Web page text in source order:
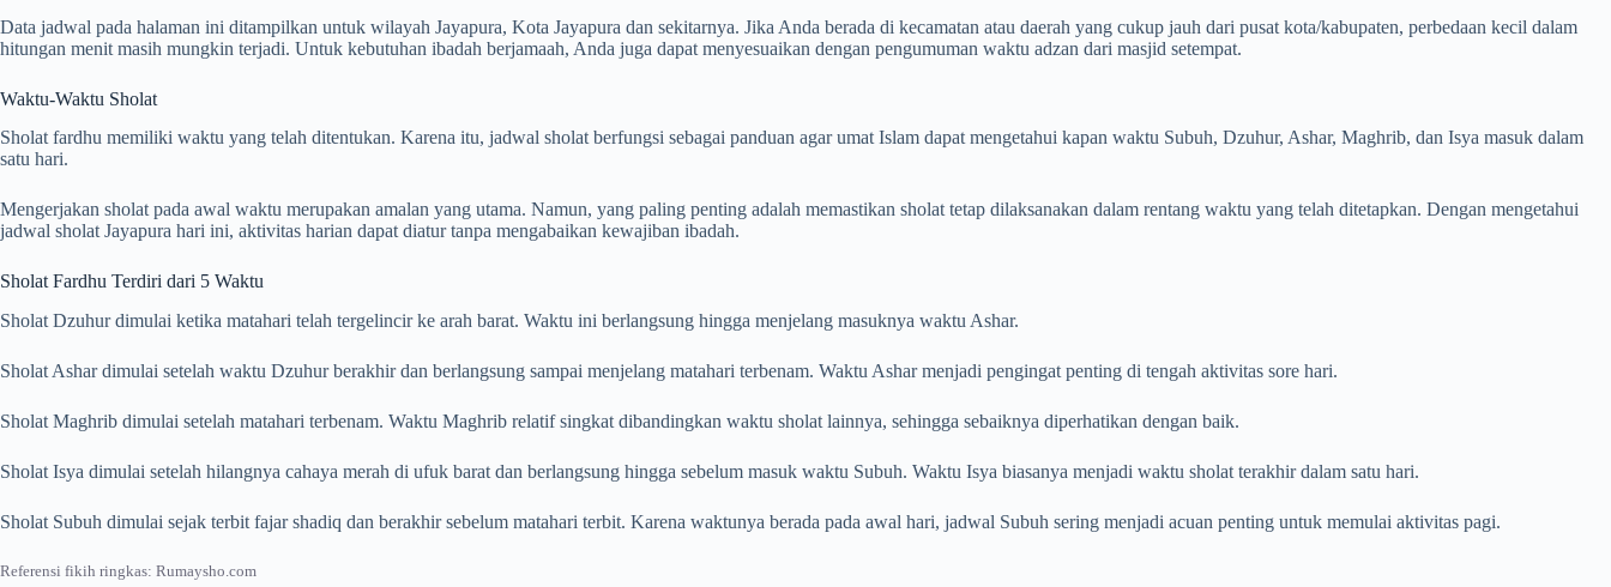
Data jadwal pada halaman ini ditampilkan untuk wilayah Jayapura, Kota Jayapura dan sekitarnya. Jika Anda berada di kecamatan atau daerah yang cukup jauh dari pusat kota/kabupaten, perbedaan kecil dalam
hitungan menit masih mungkin terjadi. Untuk kebutuhan ibadah berjamaah, Anda juga dapat menyesuaikan dengan pengumuman waktu adzan dari masjid setempat.
Waktu-Waktu Sholat
Sholat fardhu memiliki waktu yang telah ditentukan. Karena itu, jadwal sholat berfungsi sebagai panduan agar umat Islam dapat mengetahui kapan waktu Subuh, Dzuhur, Ashar, Maghrib, dan Isya masuk dalam
satu hari.
Mengerjakan sholat pada awal waktu merupakan amalan yang utama. Namun, yang paling penting adalah memastikan sholat tetap dilaksanakan dalam rentang waktu yang telah ditetapkan. Dengan mengetahui
jadwal sholat Jayapura hari ini, aktivitas harian dapat diatur tanpa mengabaikan kewajiban ibadah.
Sholat Fardhu Terdiri dari 5 Waktu
Sholat Dzuhur dimulai ketika matahari telah tergelincir ke arah barat. Waktu ini berlangsung hingga menjelang masuknya waktu Ashar.
Sholat Ashar dimulai setelah waktu Dzuhur berakhir dan berlangsung sampai menjelang matahari terbenam. Waktu Ashar menjadi pengingat penting di tengah aktivitas sore hari.
Sholat Maghrib dimulai setelah matahari terbenam. Waktu Maghrib relatif singkat dibandingkan waktu sholat lainnya, sehingga sebaiknya diperhatikan dengan baik.
Sholat Isya dimulai setelah hilangnya cahaya merah di ufuk barat dan berlangsung hingga sebelum masuk waktu Subuh. Waktu Isya biasanya menjadi waktu sholat terakhir dalam satu hari.
Sholat Subuh dimulai sejak terbit fajar shadiq dan berakhir sebelum matahari terbit. Karena waktunya berada pada awal hari, jadwal Subuh sering menjadi acuan penting untuk memulai aktivitas pagi.
Referensi fikih ringkas: Rumaysho.com